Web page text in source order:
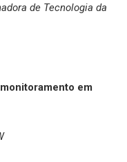
de Tecnologia da
em